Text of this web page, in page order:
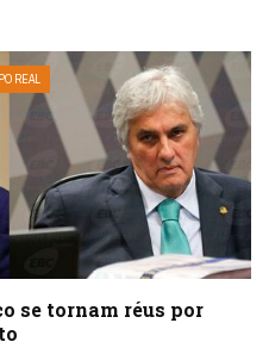
REAL
se tornam réus por